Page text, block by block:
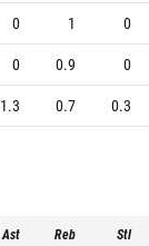
0 1
0
0 0.9
0
1.3 0.7 0.3
Ast Reb Stl